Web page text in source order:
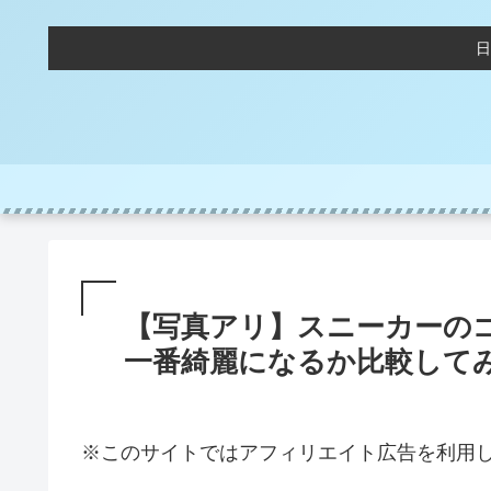
【写真アリ】スニーカー
一番綺麗になるか比較して
※このサイトではアフィリエイト広告を利用